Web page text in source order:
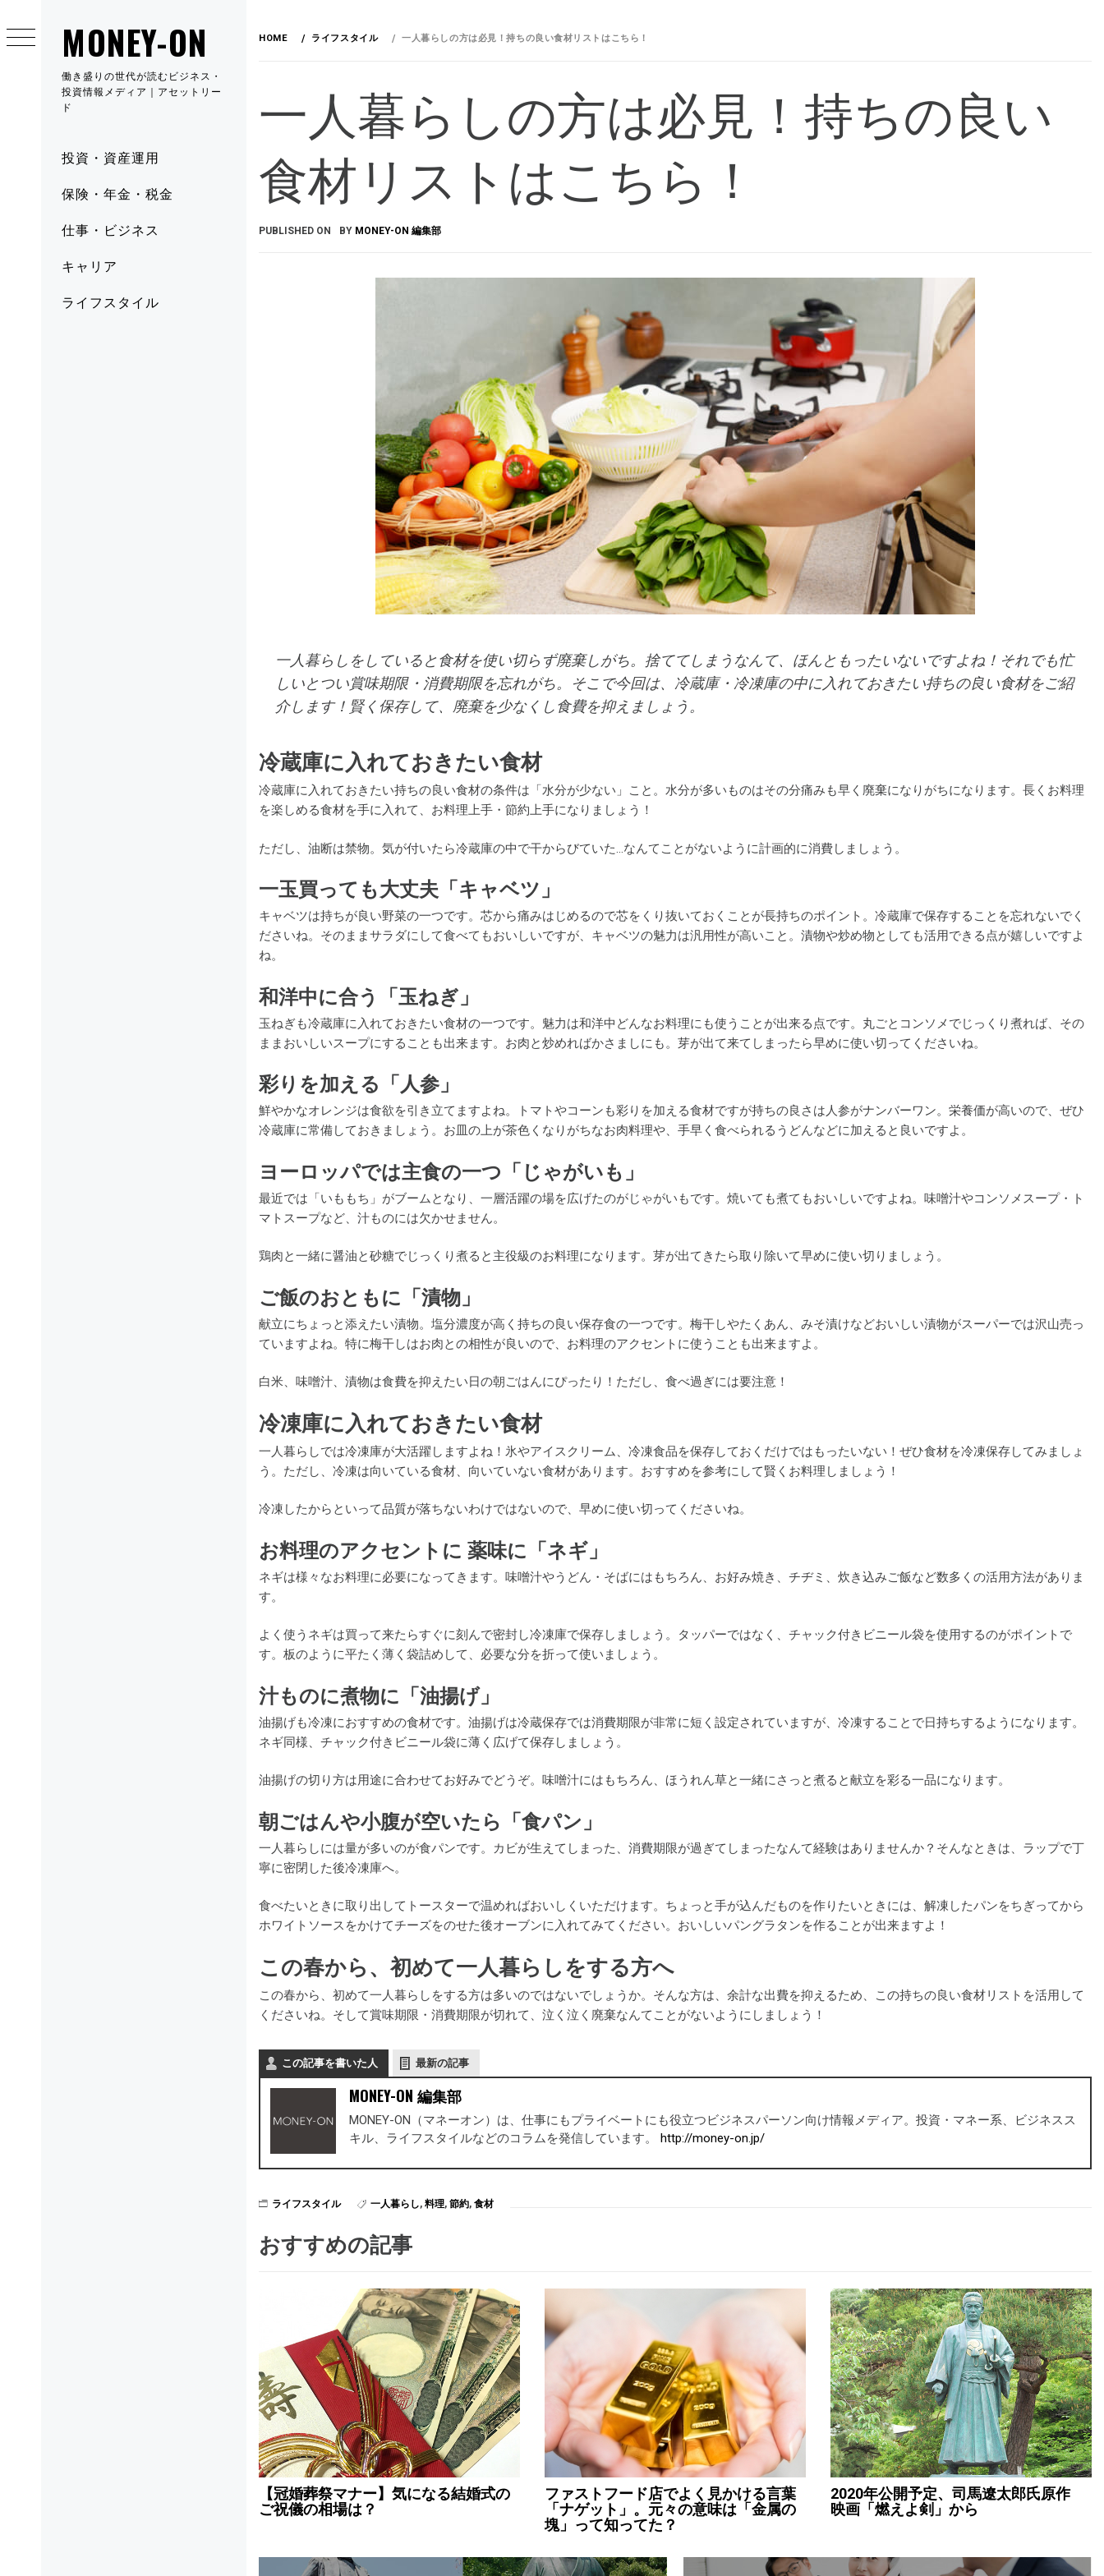
MONEY-ON
働き盛りの世代が読むビジネス・
投資情報メディア｜アセットリー
ド
投資・資産運用
保険・年金・税金
仕事・ビジネス
キャリア
ライフスタイル
HOME ライフスタイル 一人暮らしの方は必見！持ちの良い食材リストはこちら！
一人暮らしの方は必見！持ちの良い
食材リストはこちら！
PUBLISHED ON BY MONEY-ON 編集部
一人暮らしをしていると食材を使い切らず廃棄しがち。捨ててしまうなんて、ほんともったいないですよね！それでも忙
しいとつい賞味期限・消費期限を忘れがち。そこで今回は、冷蔵庫・冷凍庫の中に入れておきたい持ちの良い食材をご紹
介します！賢く保存して、廃棄を少なくし食費を抑えましょう。
冷蔵庫に入れておきたい食材
冷蔵庫に入れておきたい持ちの良い食材の条件は「水分が少ない」こと。水分が多いものはその分痛みも早く廃棄になりがちになります。長くお料理
を楽しめる食材を手に入れて、お料理上手・節約上手になりましょう！
ただし、油断は禁物。気が付いたら冷蔵庫の中で干からびていた…なんてことがないように計画的に消費しましょう。
一玉買っても大丈夫「キャベツ」
キャベツは持ちが良い野菜の一つです。芯から痛みはじめるので芯をくり抜いておくことが長持ちのポイント。冷蔵庫で保存することを忘れないでく
ださいね。そのままサラダにして食べてもおいしいですが、キャベツの魅力は汎用性が高いこと。漬物や炒め物としても活用できる点が嬉しいですよ
ね。
和洋中に合う「玉ねぎ」
玉ねぎも冷蔵庫に入れておきたい食材の一つです。魅力は和洋中どんなお料理にも使うことが出来る点です。丸ごとコンソメでじっくり煮れば、その
ままおいしいスープにすることも出来ます。お肉と炒めればかさましにも。芽が出て来てしまったら早めに使い切ってくださいね。
彩りを加える「人参」
鮮やかなオレンジは食欲を引き立てますよね。トマトやコーンも彩りを加える食材ですが持ちの良さは人参がナンバーワン。栄養価が高いので、ぜひ
冷蔵庫に常備しておきましょう。お皿の上が茶色くなりがちなお肉料理や、手早く食べられるうどんなどに加えると良いですよ。
ヨーロッパでは主食の一つ「じゃがいも」
最近では「いももち」がブームとなり、一層活躍の場を広げたのがじゃがいもです。焼いても煮てもおいしいですよね。味噌汁やコンソメスープ・ト
マトスープなど、汁ものには欠かせません。
鶏肉と一緒に醤油と砂糖でじっくり煮ると主役級のお料理になります。芽が出てきたら取り除いて早めに使い切りましょう。
ご飯のおともに「漬物」
献立にちょっと添えたい漬物。塩分濃度が高く持ちの良い保存食の一つです。梅干しやたくあん、みそ漬けなどおいしい漬物がスーパーでは沢山売っ
ていますよね。特に梅干しはお肉との相性が良いので、お料理のアクセントに使うことも出来ますよ。
白米、味噌汁、漬物は食費を抑えたい日の朝ごはんにぴったり！ただし、食べ過ぎには要注意！
冷凍庫に入れておきたい食材
一人暮らしでは冷凍庫が大活躍しますよね！氷やアイスクリーム、冷凍食品を保存しておくだけではもったいない！ぜひ食材を冷凍保存してみましょ
う。ただし、冷凍は向いている食材、向いていない食材があります。おすすめを参考にして賢くお料理しましょう！
冷凍したからといって品質が落ちないわけではないので、早めに使い切ってくださいね。
お料理のアクセントに 薬味に「ネギ」
ネギは様々なお料理に必要になってきます。味噌汁やうどん・そばにはもちろん、お好み焼き、チヂミ、炊き込みご飯など数多くの活用方法がありま
す。
よく使うネギは買って来たらすぐに刻んで密封し冷凍庫で保存しましょう。タッパーではなく、チャック付きビニール袋を使用するのがポイントで
す。板のように平たく薄く袋詰めして、必要な分を折って使いましょう。
汁ものに煮物に「油揚げ」
油揚げも冷凍におすすめの食材です。油揚げは冷蔵保存では消費期限が非常に短く設定されていますが、冷凍することで日持ちするようになります。
ネギ同様、チャック付きビニール袋に薄く広げて保存しましょう。
油揚げの切り方は用途に合わせてお好みでどうぞ。味噌汁にはもちろん、ほうれん草と一緒にさっと煮ると献立を彩る一品になります。
朝ごはんや小腹が空いたら「食パン」
一人暮らしには量が多いのが食パンです。カビが生えてしまった、消費期限が過ぎてしまったなんて経験はありませんか？そんなときは、ラップで丁
寧に密閉した後冷凍庫へ。
食べたいときに取り出してトースターで温めればおいしくいただけます。ちょっと手が込んだものを作りたいときには、解凍したパンをちぎってから
ホワイトソースをかけてチーズをのせた後オーブンに入れてみてください。おいしいパングラタンを作ることが出来ますよ！
この春から、初めて一人暮らしをする方へ
この春から、初めて一人暮らしをする方は多いのではないでしょうか。そんな方は、余計な出費を抑えるため、この持ちの良い食材リストを活用して
くださいね。そして賞味期限・消費期限が切れて、泣く泣く廃棄なんてことがないようにしましょう！
この記事を書いた人 最新の記事
MONEY-ON 編集部
MONEY-ON（マネーオン）は、仕事にもプライベートにも役立つビジネスパーソン向け情報メディア。投資・マネー系、ビジネスス
キル、ライフスタイルなどのコラムを発信しています。 http://money-on.jp/
ライフスタイル 一人暮らし, 料理, 節約, 食材
おすすめの記事
【冠婚葬祭マナー】気になる結婚式の
ご祝儀の相場は？
ファストフード店でよく見かける言葉
「ナゲット」。元々の意味は「金属の
塊」って知ってた？
2020年公開予定、司馬遼太郎氏原作
映画「燃えよ剣」から